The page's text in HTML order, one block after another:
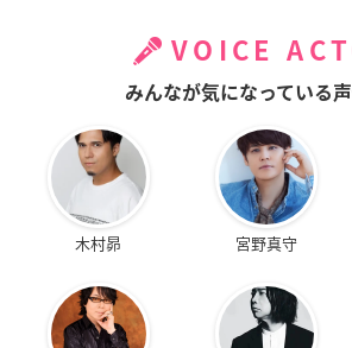
VOICE
みんなが気になっている
木村昴 宮野真守